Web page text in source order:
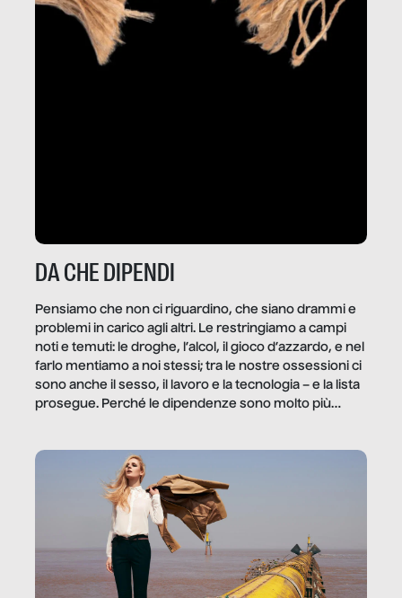
DA CHE DIPENDI
Pensiamo che non ci riguardino, che siano drammi e
problemi in carico agli altri. Le restringiamo a campi
noti e temuti: le droghe, l’alcol, il gioco d’azzardo, e nel
farlo mentiamo a noi stessi; tra le nostre ossessioni ci
sono anche il sesso, il lavoro e la tecnologia – e la lista
prosegue. Perché le dipendenze sono molto più
trae un guadagno. In questo reportage vediamo
quale e come.